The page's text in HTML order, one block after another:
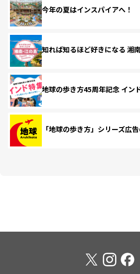
今年の夏はインスパイアへ！
知れば知るほど好きになる 湘
地球の歩き方45周年記念 イン
「地球の歩き方」シリーズ広